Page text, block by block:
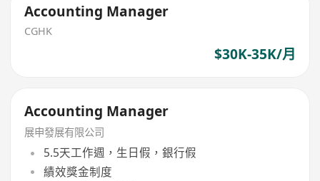
Accounting Manager
CGHK
$30K-35K/月
Accounting Manager
展申發展有限公司
5.5天工作週，生日假，銀行假
績效獎金制度